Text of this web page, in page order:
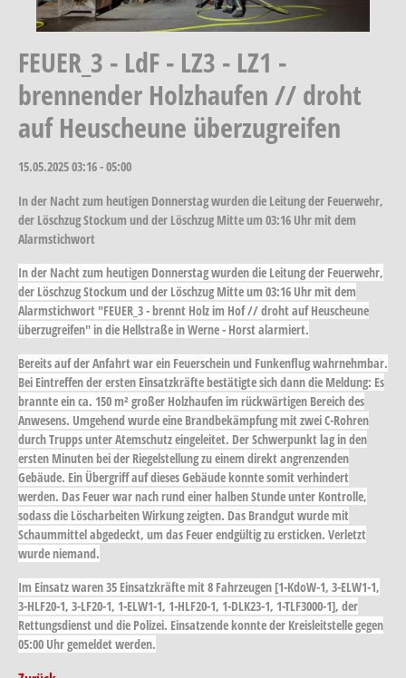
FEUER_3 - LdF - LZ3 - LZ1 -
brennender Holzhaufen // droht
auf Heuscheune überzugreifen
15.05.202503:16 - 05:00
In der Nacht zum heutigen Donnerstag wurden die Leitung der Feuerwehr,
der Löschzug Stockum und der Löschzug Mitte um 03:16 Uhr mit dem
Alarmstichwort
In der Nacht zum heutigen Donnerstag wurden die Leitung der Feuerwehr,
der Löschzug Stockum und der Löschzug Mitte um 03:16 Uhr mit dem
Alarmstichwort "FEUER_3 - brennt Holz im Hof // droht auf Heuscheune
überzugreifen" in die Hellstraße in Werne - Horst alarmiert.
Bereits auf der Anfahrt war ein Feuerschein und Funkenflug wahrnehmbar.
Bei Eintreffen der ersten Einsatzkräfte bestätigte sich dann die Meldung: Es
brannte ein ca. 150 m² großer Holzhaufen im rückwärtigen Bereich des
Anwesens. Umgehend wurde eine Brandbekämpfung mit zwei C-Rohren
durch Trupps unter Atemschutz eingeleitet. Der Schwerpunkt lag in den
ersten Minuten bei der Riegelstellung zu einem direkt angrenzenden
Gebäude. Ein Übergriff auf dieses Gebäude konnte somit verhindert
werden. Das Feuer war nach rund einer halben Stunde unter Kontrolle,
sodass die Löscharbeiten Wirkung zeigten. Das Brandgut wurde mit
Schaummittel abgedeckt, um das Feuer endgültig zu ersticken. Verletzt
wurde niemand.
Im Einsatz waren 35 Einsatzkräfte mit 8 Fahrzeugen [1-KdoW-1, 3-ELW1-1,
3-HLF20-1, 3-LF20-1, 1-ELW1-1, 1-HLF20-1, 1-DLK23-1, 1-TLF3000-1], der
Rettungsdienst und die Polizei. Einsatzende konnte der Kreisleitstelle gegen
05:00 Uhr gemeldet werden.